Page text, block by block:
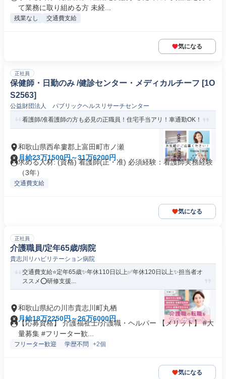
て業務に取り組める方 未経...
残業なし 交通費支給
気になる
正社員
保健師・日勤のみ /健診センター・メディカルチーフ [1O
S2563]
公益財団法人 パブリックヘルスリサーチセンター
看護師/准看護師の方も必見の正職員！住宅手当アリ！車通勤OK！
和歌山県西牟婁郡上富田町市ノ瀬
月給23万1500円～31万6200円
求める人材: (資格) 看護師(正・准) 必須経験：看護師実務経験
（3年）
交通費支給
気になる
正社員
介護職員/定年65歳/病院
貴志川リハビリテーション病院
交通費支給⭐️定年65歳✨年休110日以上✅️年休120日以上✨担当者オ
ススメ⭕️研修支援...
和歌山県紀の川市貴志川町丸栖
月給18万2250円～26万6000円
【応募資格】 介護福祉士/介護職・ヘルパー 【メリット】 #大
量募集 #フリーター歓...
フリーター歓迎 学歴不問 +2個
気になる